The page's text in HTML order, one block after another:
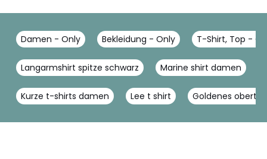
Damen - Only Bekleidung - Only T-Shirt, Top -
Langarmshirt spitze schwarz Marine shirt damen
Kurze t-shirts damen Lee t shirt Goldenes oberteil